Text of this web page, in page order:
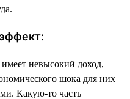
невысокий доход,
шока для них
Какую-то часть